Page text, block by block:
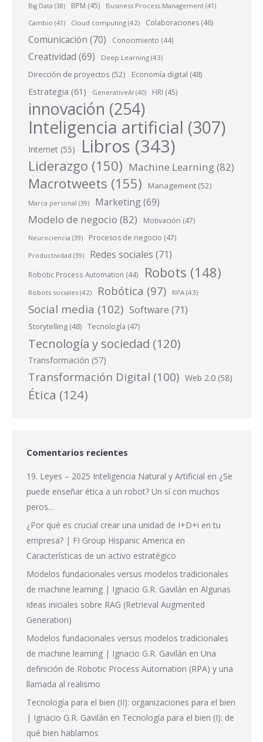
Big Data (38) BPM (45) Business Process Management (41)
Cambio (41) Cloud computing (42) Colaboraciones (46)
Comunicación (70) Conocimiento (44)
Creatividad (69) Deep Learning (43)
Dirección de proyectos (52) Economía digital (48)
Estrategia (61) GenerativeAI (40) HRI (45)
innovación (254)
Inteligencia artificial (307)
Internet (55) Libros (343)
Liderazgo (150) Machine Learning(82)
Macrotweets (155) Management (52)
Marca personal (39) Marketing (69)
Modelo de negocio (82) Motivación (47)
Neurociencia (39) Procesos de negocio (47)
Productividad (39) Redes sociales (71)
Robotic Process Automation (44) Robots (148)
Robots sociales (42) Robótica (97) RPA (43)
Social media (102) Software (71)
Storytelling (48) Tecnología (47)
Tecnología y sociedad (120)
Transformación (57)
Transformación Digital (100) Web 2.0 (58)
Ética (124)
Comentarios recientes
19. Leyes – 2025 Inteligencia Natural y Artificial en ¿Se
puede enseñar ética a un robot? Un sí con muchos
peros…
¿Por qué es crucial crear una unidad de I+D+i en tu
empresa? | FI Group Hispanic America en
Características de un activo estratégico
Modelos fundacionales versus modelos tradicionales
de machine learning | Ignacio G.R. Gavilán en Algunas
ideas iniciales sobre RAG (Retrieval Augmented
Generation)
Modelos fundacionales versus modelos tradicionales
de machine learning | Ignacio G.R. Gavilán en Una
definición de Robotic Process Automation (RPA) y una
llamada al realismo
Tecnología para el bien (II): organizaciones para el bien
| Ignacio G.R. Gavilán en Tecnología para el bien (I): de
qué bien hablamos